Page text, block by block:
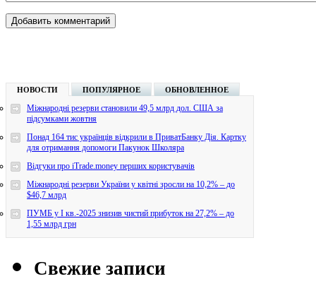
НОВОСТИ ПОПУЛЯРНОЕ ОБНОВЛЕННОЕ
Міжнародні резерви становили 49,5 млрд дол. США за
підсумками жовтня
Понад 164 тис українців відкрили в ПриватБанку Дія. Картку
для отримання допомоги Пакунок Школяра
Відгуки про iTrade.money перших користувачів
Міжнародні резерви України у квітні зросли на 10,2% – до
$46,7 млрд
ПУМБ у I кв.-2025 знизив чистий прибуток на 27,2% – до
1,55 млрд грн
Свежие записи